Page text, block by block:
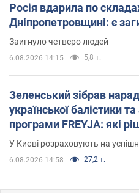
Росія вдарила по
Дніпропетровщині: є
Заигнуло четверо людей
6.08.2026 14:15 5,8 т.
Зеленський зібрав
української балістики та антибалістичної
програми FREYJA: які
У Києві розраховують на
6.08.2026 14:58 27,2 т.